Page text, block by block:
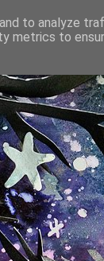
to analyze
metrics to